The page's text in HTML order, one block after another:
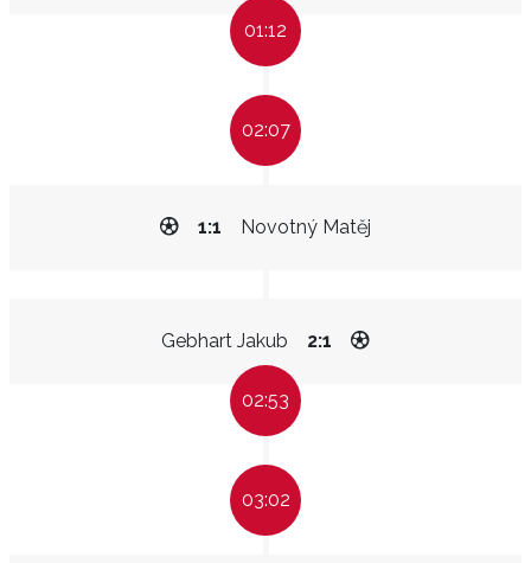
01:12
02:07
Novotný Matěj
1:1
Gebhart Jakub 2:1
02:53
03:02